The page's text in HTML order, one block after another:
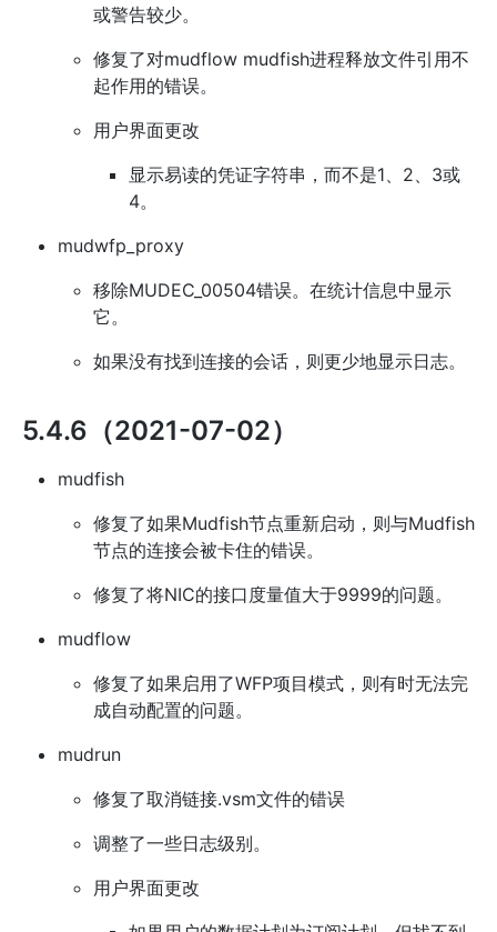
或警告较少。
修复了对mudflow mudfish进程释放文件引用不
起作用的错误。
用户界面更改
显示易读的凭证字符串，而不是1、2、3或
4。
mudwfp_proxy
移除MUDEC_00504错误。在统计信息中显示
它。
如果没有找到连接的会话，则更少地显示日志。
5.4.6（2021-07-02）
mudfish
修复了如果Mudfish节点重新启动，则与Mudfish
节点的连接会被卡住的错误。
修复了将NIC的接口度量值大于9999的问题。
mudflow
修复了如果启用了WFP项目模式，则有时无法完
成自动配置的问题。
mudrun
修复了取消链接.vsm文件的错误
调整了一些日志级别。
用户界面更改